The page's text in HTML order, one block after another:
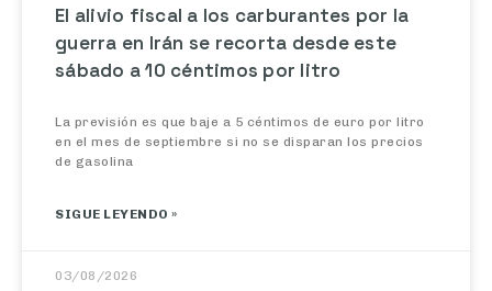
El alivio fiscal a los carburantes por la
guerra en Irán se recorta desde este
sábado a 10 céntimos por litro
La previsión es que baje a 5 céntimos de euro por litro
en el mes de septiembre si no se disparan los precios
de gasolina
SIGUE LEYENDO »
03/08/2026